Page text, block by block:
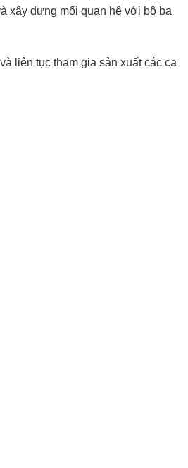
xây dựng mối quan hệ với bộ ba
liên tục tham gia sản xuất các ca